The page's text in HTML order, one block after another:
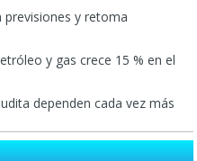
previsiones y retoma
y gas crece 15 % en el
dependen cada vez más